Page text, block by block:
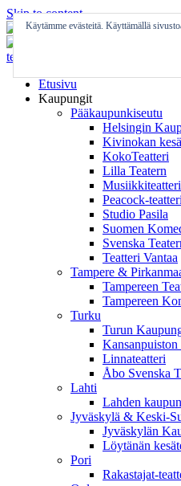
Skip to content
Etusivu
Kaupungit
Pääkaupunkiseutu
Helsingin
Kivinokan
KokoTeatteri
Lilla Teatern
Peacock-teatteri
Studio Pasila
Suomen
Svenska
Teatteri Vantaa
Tampere &
Tampereen
Tampereen
Turku
Turun
Kansanpuiston
Linnateatteri
Åbo Svenska
Lahti
Lahden
Jyväskylä & Keski-
Jyväskylän
Löytänän
Pori
Rakastajat-
Käytämme evästeitä. Käyttämällä